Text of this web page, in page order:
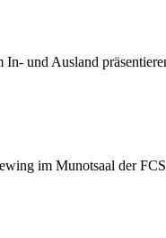
In- und Ausland
im Munotsaal der